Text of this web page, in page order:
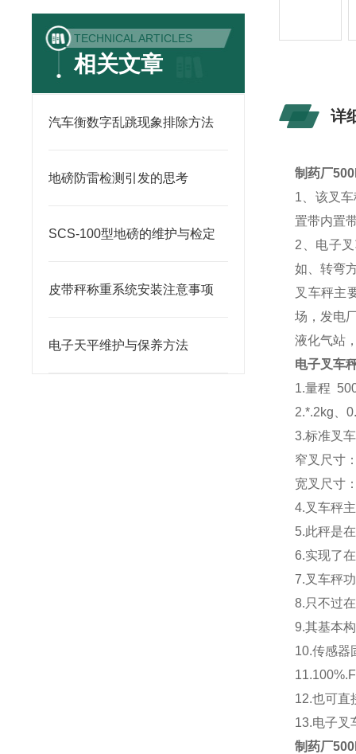
TECHNICAL ARTICLES
相关文章
汽车衡数字乱跳现象排除方法
地磅防雷检测引发的思考
SCS-100型地磅的维护与检定
皮带秤称重系统安装注意事项
电子天平维护与保养方法
详
制药厂
1、该叉
置带内置
2、电子
如、转弯
叉车秤主
场，发电
液化气站
电子叉车
1.量程
2.*.2kg、
3.标准叉
窄叉尺寸
宽叉尺寸
4.叉车秤
5.此秤是
6.实现了
7.叉车秤
8.只不过
9.其基本
10.传感器
12.也可直
13.电子叉
制药厂